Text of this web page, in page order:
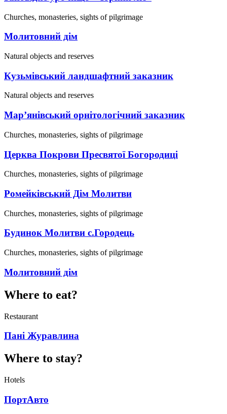
Churches, monasteries, sights of pilgrimage
Молитовний дім
Natural objects and reserves
Кузьмівський ландшафтний заказник
Natural objects and reserves
Мар’янівський орнітологічний заказник
Churches, monasteries, sights of pilgrimage
Церква Покрови Пресвятої Богородиці
Churches, monasteries, sights of pilgrimage
Ромейківський Дім Молитви
Churches, monasteries, sights of pilgrimage
Будинок Молитви с.Городець
Churches, monasteries, sights of pilgrimage
Молитовний дім
Where to eat?
Restaurant
Пані Журавлина
Where to stay?
Hotels
ПортАвто